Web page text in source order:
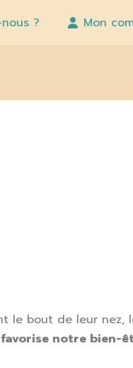
? Mon
le bout de leur nez,
favorise notre bien-